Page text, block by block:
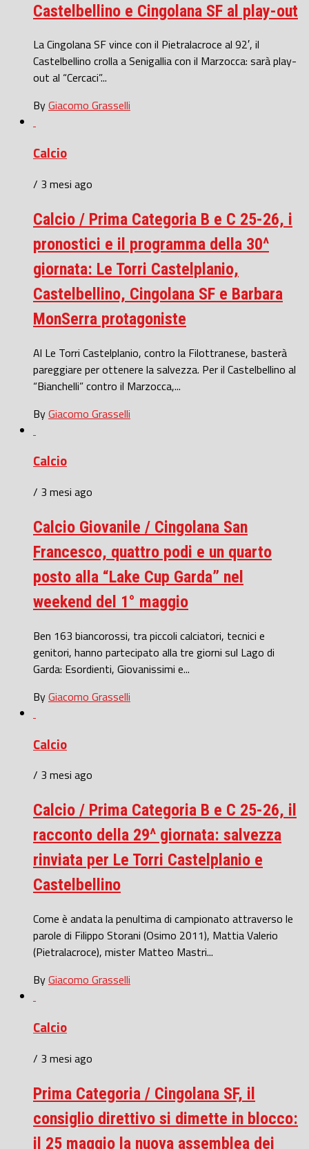
Castelbellino e Cingolana SF al play-out
La Cingolana SF vince con il Pietralacroce al 92′, il
Castelbellino crolla a Senigallia con il Marzocca: sarà play-
out al “Cercaci”...
ByGiacomo Grasselli
Calcio
/ 3 mesi ago
Calcio / Prima Categoria B e C 25-26, i
pronostici e il programma della 30^
giornata: Le Torri Castelplanio,
Castelbellino, Cingolana SF e Barbara
MonSerra protagoniste
Al Le Torri Castelplanio, contro la Filottranese, basterà
pareggiare per ottenere la salvezza. Per il Castelbellino al
“Bianchelli” contro il Marzocca,...
ByGiacomo Grasselli
Calcio
/ 3 mesi ago
Calcio Giovanile / Cingolana San
Francesco, quattro podi e un quarto
posto alla “Lake Cup Garda” nel
weekend del 1° maggio
Ben 163 biancorossi, tra piccoli calciatori, tecnici e
genitori, hanno partecipato alla tre giorni sul Lago di
Garda: Esordienti, Giovanissimi e...
ByGiacomo Grasselli
Calcio
/ 3 mesi ago
Calcio / Prima Categoria B e C 25-26, il
racconto della 29^ giornata: salvezza
rinviata per Le Torri Castelplanio e
Castelbellino
Come è andata la penultima di campionato attraverso le
parole di Filippo Storani (Osimo 2011), Mattia Valerio
(Pietralacroce), mister Matteo Mastri...
ByGiacomo Grasselli
Calcio
/ 3 mesi ago
Prima Categoria / Cingolana SF, il
consiglio direttivo si dimette in blocco:
il 25 maggio la nuova assemblea dei